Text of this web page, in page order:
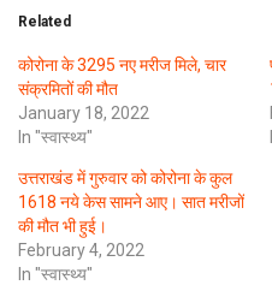
Related
कोरोना के 3295 नए मरीज मिले, चार
संक्रमितों की मौत
January 18, 2022
In "स्वास्थ्य"
उत्तराखंड में गुरुवार को कोरोना के कुल
1618 नये केस सामने आए। सात मरीजों
की मौत भी हुई।
February 4, 2022
In "स्वास्थ्य"